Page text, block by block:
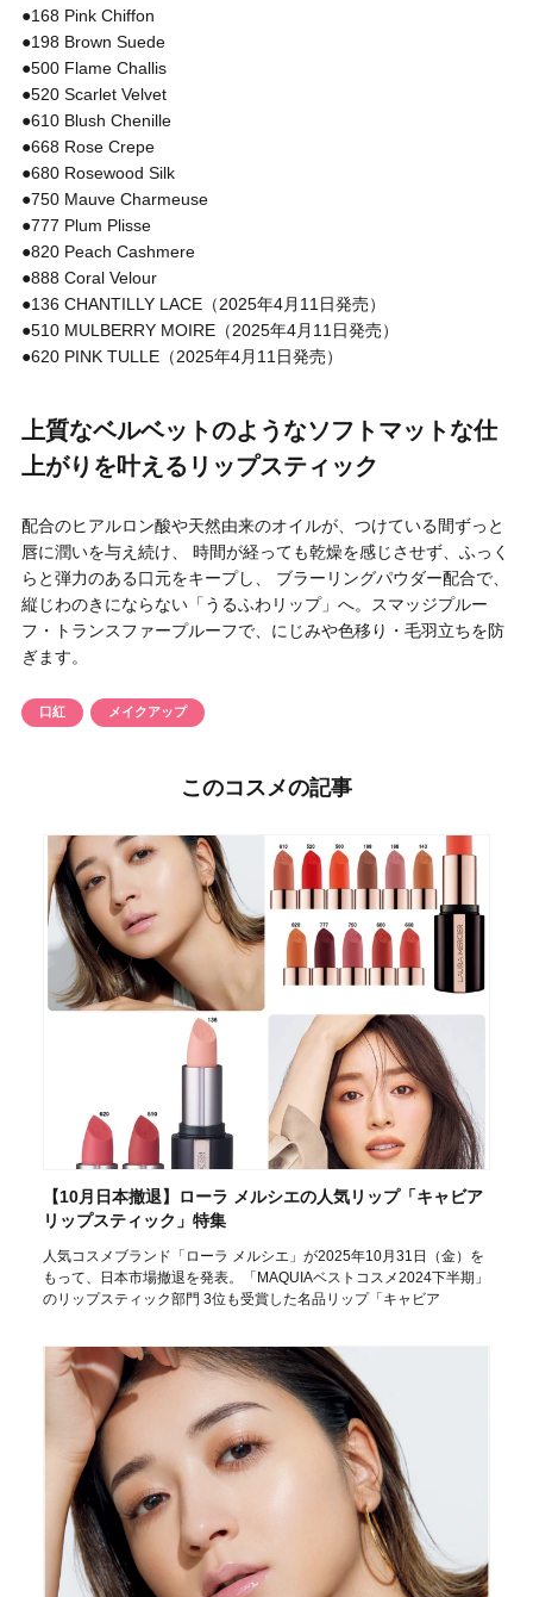
●168 Pink Chiffon
●198 Brown Suede
●500 Flame Challis
●520 Scarlet Velvet
●610 Blush Chenille
●668 Rose Crepe
●680 Rosewood Silk
●750 Mauve Charmeuse
●777 Plum Plisse
●820 Peach Cashmere
●888 Coral Velour
●136 CHANTILLY LACE（2025年4月11日発売）
●510 MULBERRY MOIRE（2025年4月11日発売）
●620 PINK TULLE（2025年4月11日発売）
上質なベルベットのようなソフトマットな仕
上がりを叶えるリップスティック
配合のヒアルロン酸や天然由来のオイルが、つけている間ずっと
唇に潤いを与え続け、 時間が経っても乾燥を感じさせず、ふっく
らと弾力のある口元をキープし、 ブラーリングパウダー配合で、
縦じわのきにならない「うるふわリップ」へ。スマッジプルー
フ・トランスファープルーフで、にじみや色移り・毛羽立ちを防
ぎます。
口紅 メイクアップ
このコスメの記事
【10月日本撤退】ローラ メルシエの人気リップ「キャビア
リップスティック」特集
人気コスメブランド「ローラ メルシエ」が2025年10月31日（金）を
もって、日本市場撤退を発表。「MAQUIAベストコスメ2024下半期」
のリップスティック部門 3位も受賞した名品リップ「キャビア